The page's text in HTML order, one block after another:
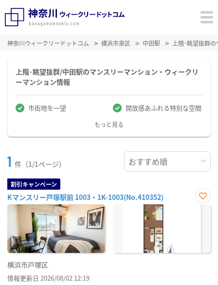
神奈川ウィークリードットコム 横浜市泉区 中田駅 上階･眺望抜群
上階･眺望抜群/中田駅のマンスリーマンション・ウィークリ
ーマンション情報
市街地を一望 開放感あふれる特別な空間
もっと見る
1 件（1/1ページ）
割引キャンペーン
Kマンスリー戸塚駅前 1003・1K-1003(No.410352)
お気
横浜市戸塚区
情報更新日 2026/08/02 12:19